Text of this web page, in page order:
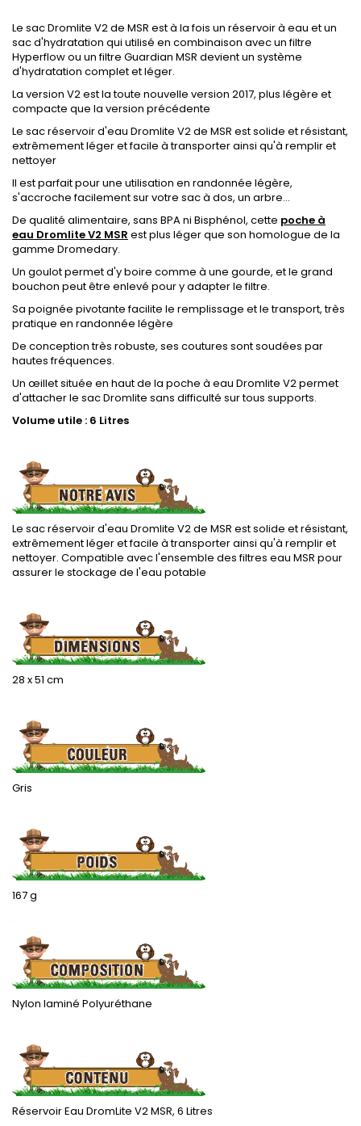
Le sac Dromlite V2 de MSR est à la fois un réservoir à eau et un
sac d'hydratation qui utilisé en combinaison avec un filtre
Hyperflow ou un filtre Guardian MSR devient un système
d'hydratation complet et léger.
La version V2 est la toute nouvelle version 2017, plus légère et
compacte que la version précédente
Le sac réservoir d'eau Dromlite V2 de MSR est solide et résistant,
extrêmement léger et facile à transporter ainsi qu'à remplir et
nettoyer
Il est parfait pour une utilisation en randonnée légère,
s'accroche facilement sur votre sac à dos, un arbre...
De qualité alimentaire, sans BPA ni Bisphénol, cette poche à
eau Dromlite V2 MSR est plus léger que son homologue de la
gamme Dromedary.
Un goulot permet d'y boire comme à une gourde, et le grand
bouchon peut être enlevé pour y adapter le filtre.
Sa poignée pivotante facilite le remplissage et le transport, très
pratique en randonnée légère
De conception très robuste, ses coutures sont soudées par
hautes fréquences.
Un œillet située en haut de la poche à eau Dromlite V2 permet
d'attacher le sac Dromlite sans difficulté sur tous supports.
Volume utile : 6 Litres
.
Le sac réservoir d'eau Dromlite V2 de MSR est solide et résistant,
extrêmement léger et facile à transporter ainsi qu'à remplir et
nettoyer. Compatible avec l'ensemble des filtres eau MSR pour
assurer le stockage de l'eau potable
.
28 x 51 cm
.
Gris
.
167 g
.
Nylon laminé Polyuréthane
.
Réservoir Eau DromLite V2 MSR, 6 Litres